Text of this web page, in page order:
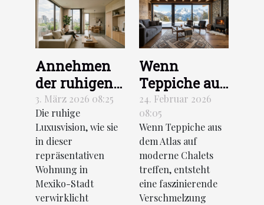
Annehmen
der ruhigen
Luxusvision
wie diese
Wohnung in
Mexiko-Stadt
3. März 2026 08:25
Die ruhige
Luxusvision, wie sie
in dieser
repräsentativen
Wohnung in
Mexiko-Stadt
verwirklicht
Wenn
Teppiche aus
dem Atlas
auf moderne
Chalets
treffen
24. Februar 2026
08:05
Wenn Teppiche aus
dem Atlas auf
moderne Chalets
treffen, entsteht
eine faszinierende
Verschmelzung